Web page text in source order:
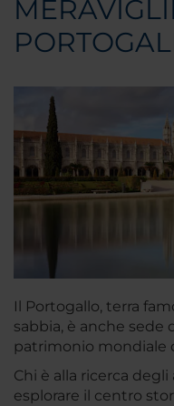
Il Portogallo, terra
sabbia, è anche sede
patrimonio mondiale
Chi è alla ricerca
esplorare il centro